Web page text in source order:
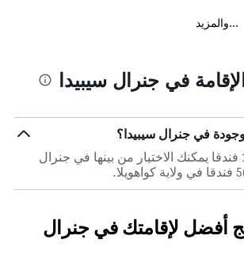
...والمزيد
في جنرال سيبيدا
في جنرال سيبيدا؟
في المجمل، هناك 1 فندقا يمكنك الاختيار من بينها في جنرال
أفضل لإقامتك في جنرال